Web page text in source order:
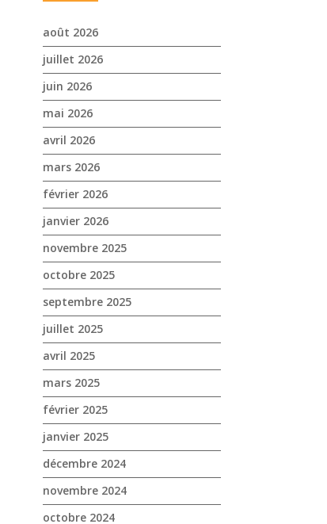
août 2026
juillet 2026
juin 2026
mai 2026
avril 2026
mars 2026
février 2026
janvier 2026
novembre 2025
octobre 2025
septembre 2025
juillet 2025
avril 2025
mars 2025
février 2025
janvier 2025
décembre 2024
novembre 2024
octobre 2024